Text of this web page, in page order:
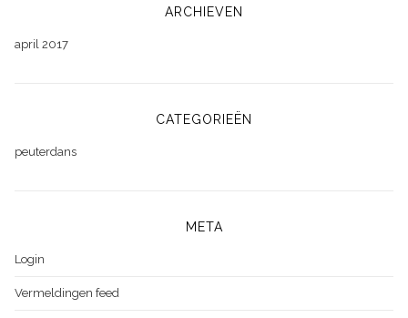
ARCHIEVEN
april 2017
CATEGORIEËN
peuterdans
META
Login
Vermeldingen feed